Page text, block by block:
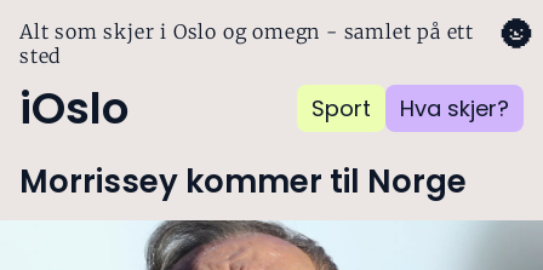
Alt som skjer i Oslo og omegn - samlet på ett
sted
iOslo Sport Hva skjer?
🌚
Morrissey kommer til Norge